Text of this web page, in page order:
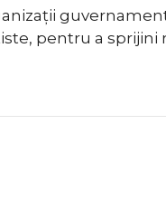
pentru a sprijini